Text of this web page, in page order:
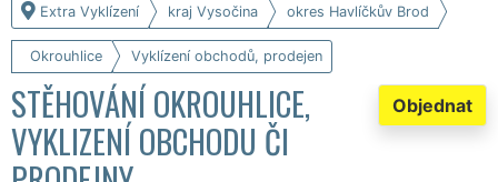
Extra Vyklízení kraj Vysočina okres Havlíčkův Brod
Okrouhlice Vyklízení obchodů, prodejen
Objednat
STĚHOVÁNÍ OKROUHLICE,
VYKLIZENÍ OBCHODU ČI